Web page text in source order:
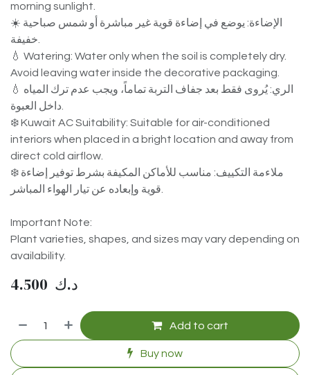
morning sunlight.
☀️ الإضاءة: يوضع في إضاءة قوية غير مباشرة أو شمس صباحية
خفيفة.
💧 Watering: Water only when the soil is completely dry.
Avoid leaving water inside the decorative packaging.
💧 الري: يُروى فقط بعد جفاف التربة تماماً، ويجب عدم ترك المياه
داخل العبوة.
❄️ Kuwait AC Suitability: Suitable for air-conditioned
interiors when placed in a bright location and away from
direct cold airflow.
❄️ ملاءمة التكييف: مناسب للأماكن المكيفة بشرط توفير إضاءة
قوية وإبعاده عن تيار الهواء المباشر.
Important Note:
Plant varieties, shapes, and sizes may vary depending on
availability.
4.500 د.ك
Add to cart
Buy now